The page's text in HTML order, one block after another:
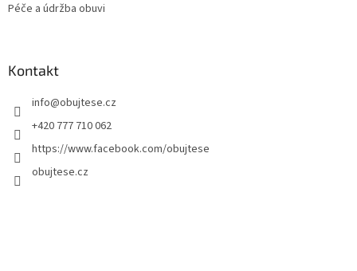
Péče a údržba obuvi
Kontakt
info@obujtese.cz
+420 777 710 062
https://www.facebook.com/obujtese
obujtese.cz